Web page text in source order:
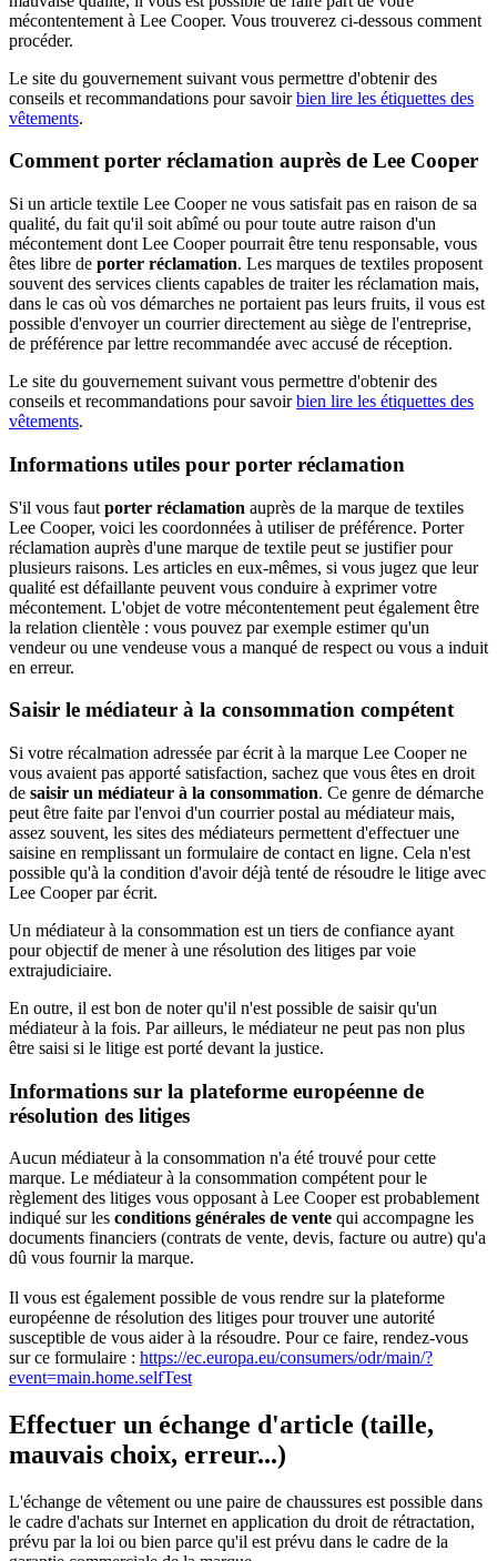
mécontentement à Lee Cooper. Vous trouverez ci-dessous comment
procéder.
Le site du gouvernement suivant vous permettre d'obtenir des
conseils et recommandations pour savoirbien lire les étiquettes des
vêtements.
Comment porter réclamation auprès de Lee Cooper
Si un article textile Lee Cooper ne vous satisfait pas en raison de sa
qualité, du fait qu'il soit abîmé ou pour toute autre raison d'un
mécontement dont Lee Cooper pourrait être tenu responsable, vous
êtes libre de porter réclamation. Les marques de textiles proposent
souvent des services clients capables de traiter les réclamation mais,
dans le cas où vos démarches ne portaient pas leurs fruits, il vous est
possible d'envoyer un courrier directement au siège de l'entreprise,
de préférence par lettre recommandée avec accusé de réception.
Le site du gouvernement suivant vous permettre d'obtenir des
conseils et recommandations pour savoirbien lire les étiquettes des
vêtements.
Informations utiles pour porter réclamation
S'il vous faut porter réclamation auprès de la marque de textiles
Lee Cooper, voici les coordonnées à utiliser de préférence. Porter
réclamation auprès d'une marque de textile peut se justifier pour
plusieurs raisons. Les articles en eux-mêmes, si vous jugez que leur
qualité est défaillante peuvent vous conduire à exprimer votre
mécontement. L'objet de votre mécontentement peut également être
la relation clientèle : vous pouvez par exemple estimer qu'un
vendeur ou une vendeuse vous a manqué de respect ou vous a induit
en erreur.
Saisir le médiateur à la consommation compétent
Si votre récalmation adressée par écrit à la marque Lee Cooper ne
vous avaient pas apporté satisfaction, sachez que vous êtes en droit
de saisir un médiateur à la consommation. Ce genre de démarche
peut être faite par l'envoi d'un courrier postal au médiateur mais,
assez souvent, les sites des médiateurs permettent d'effectuer une
saisine en remplissant un formulaire de contact en ligne. Cela n'est
possible qu'à la condition d'avoir déjà tenté de résoudre le litige avec
Lee Cooper par écrit.
Un médiateur à la consommation est un tiers de confiance ayant
pour objectif de mener à une résolution des litiges par voie
extrajudiciaire.
En outre, il est bon de noter qu'il n'est possible de saisir qu'un
médiateur à la fois. Par ailleurs, le médiateur ne peut pas non plus
être saisi si le litige est porté devant la justice.
Informations sur la plateforme européenne de
résolution des litiges
Aucun médiateur à la consommation n'a été trouvé pour cette
marque. Le médiateur à la consommation compétent pour le
règlement des litiges vous opposant à Lee Cooper est probablement
indiqué sur les conditions générales de vente qui accompagne les
documents financiers (contrats de vente, devis, facture ou autre) qu'a
dû vous fournir la marque.
Il vous est également possible de vous rendre sur la plateforme
européenne de résolution des litiges pour trouver une autorité
susceptible de vous aider à la résoudre. Pour ce faire, rendez-vous
sur ce formulaire : https://ec.europa.eu/consumers/odr/main/?
event=main.home.selfTest
Effectuer un échange d'article (taille,
mauvais choix, erreur...)
L'échange de vêtement ou une paire de chaussures est possible dans
le cadre d'achats sur Internet en application du droit de rétractation,
prévu par la loi ou bien parce qu'il est prévu dans le cadre de la